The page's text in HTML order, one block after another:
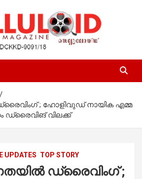
; ഹോളിവുഡ് നായിക എമ്മ
വിലക്ക്
UPDATES TOP STORY
ഡ്രൈവിംഗ് ;